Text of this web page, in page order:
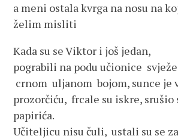
a meni ostala kvrga na nosu na
želim misliti
Kada su se Viktor i još jedan,
pograbili na podu učionice
crnom uljanom bojom, sunce je
prozorčiću, frcale su iskre, srušio
papirića.
Učiteljicu nisu čuli, ustali su se